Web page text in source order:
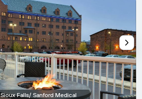
Falls/ Sanford Medical